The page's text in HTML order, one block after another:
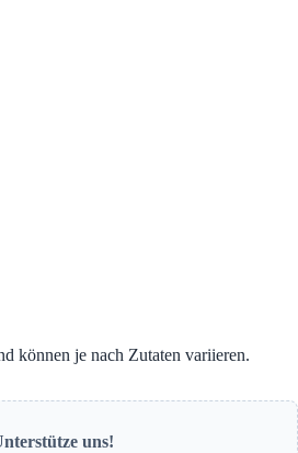
können je nach Zutaten variieren.
uns!